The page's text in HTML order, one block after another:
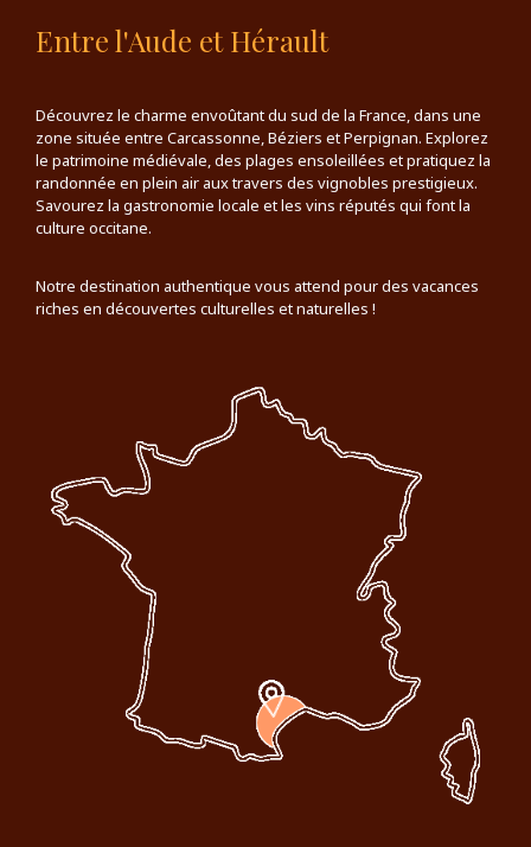
Entre l'Aude et Hérault
Découvrez le charme envoûtant du sud de la France, dans une
zone située entre Carcassonne, Béziers et Perpignan. Explorez
le patrimoine médiévale, des plages ensoleillées et pratiquez la
randonnée en plein air aux travers des vignobles prestigieux.
Savourez la gastronomie locale et les vins réputés qui font la
culture occitane.
Notre destination authentique vous attend pour des vacances
riches en découvertes culturelles et naturelles !